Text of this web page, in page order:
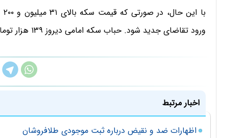
ورود تقاضای جدید شود. حباب سکه امامی دیروز ۱۳۹ هزار تومان بالا رفت.
اخبار مرتبط
اظهارات ضد و نقیض درباره ثبت موجودی طلافروشان